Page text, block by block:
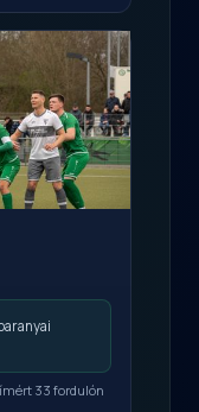
33 fordulón